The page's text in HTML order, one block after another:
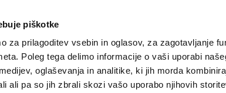
piškotke
za prilagoditev vsebin in oglasov, za zagotavljanje
Poleg tega delimo informacije o vaši uporabi
oglaševanja in analitike, ki jih morda
ali pa so jih zbrali skozi vašo uporabo njihovih
NOVICE TRŽAŠKA GORIŠKA KULTURA